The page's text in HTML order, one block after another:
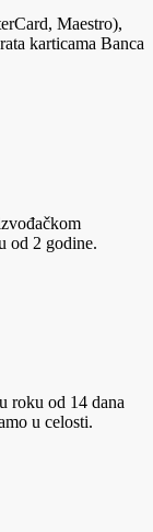
Maestro),
karticama Banca
od 2 godine.
roku od 14 dana
u celosti.